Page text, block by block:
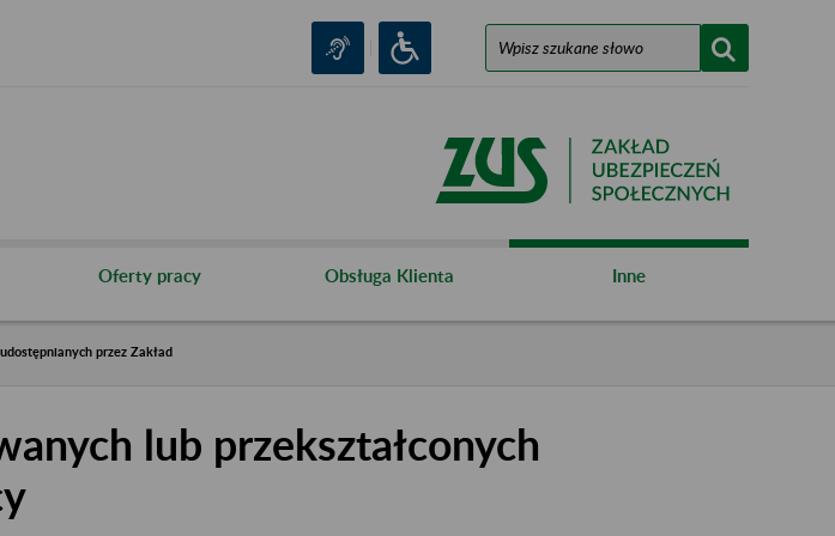
Oferty pracy Obsługa Klienta Inne
przez Zakład
lub przekształconych